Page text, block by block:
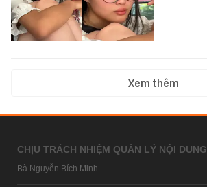
Xem thêm
CHỊU TRÁCH NHIỆM QUẢN LÝ NỘI DUNG
Bà Nguyễn Bích Minh